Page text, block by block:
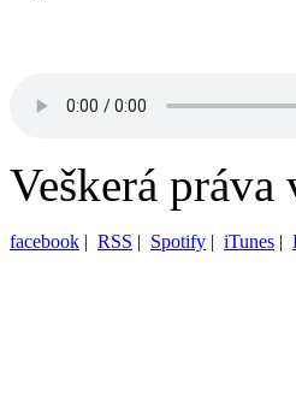
Veškerá
facebook | RSS | Spotify | iTunes |